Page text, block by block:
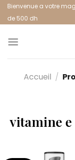
Bienvenue a votre
de 500 dh
Accueil /
vitamine e